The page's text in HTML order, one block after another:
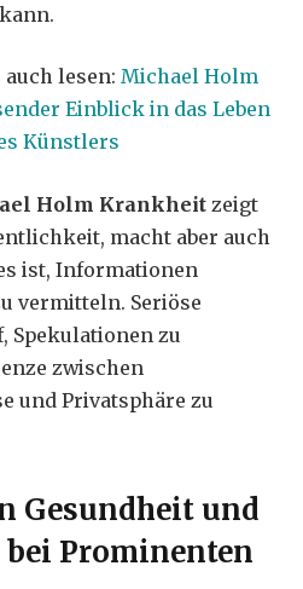
lesen: Michael Holm
Einblick in das Leben
Künstlers
Holm Krankheit zeigt
macht aber auch
ist, Informationen
vermitteln. Seriöse
Spekulationen zu
zwischen
und Privatsphäre zu
Gesundheit und
Prominenten